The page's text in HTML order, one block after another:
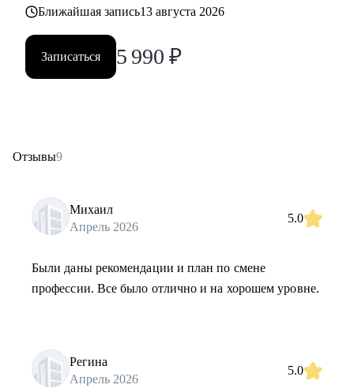
Ближайшая запись13 августа 2026
Записаться 5 990 ₽
Отзывы9
Михаил
Апрель 2026
5.0
Были даны рекомендации и план по смене
профессии. Все было отлично и на хорошем уровне.
Регина
Апрель 2026
5.0